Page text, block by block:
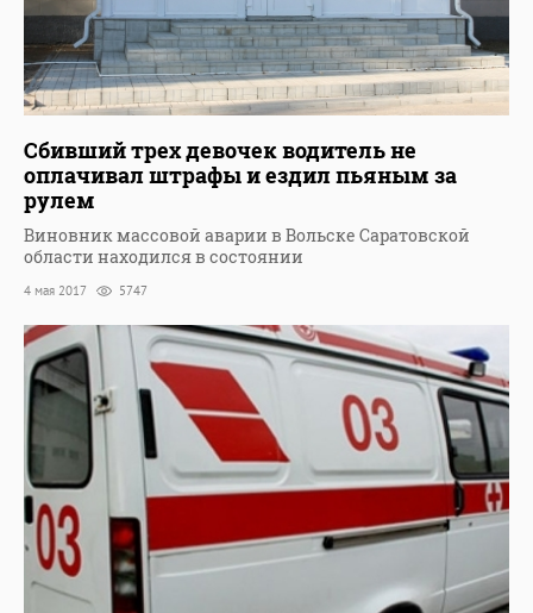
Сбивший трех девочек водитель не
оплачивал штрафы и ездил пьяным за
рулем
Виновник массовой аварии в Вольске Саратовской
области находился в состоянии
4 мая 2017 5747